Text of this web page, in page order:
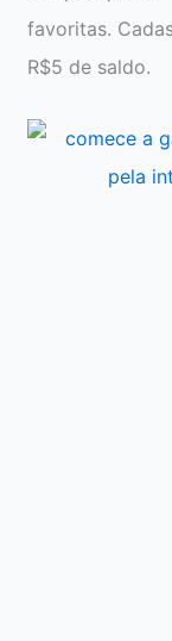
favoritas.
R$5 de saldo.